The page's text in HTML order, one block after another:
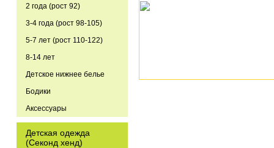
2 года (рост 92)
3-4 года (рост 98-105)
5-7 лет (рост 110-122)
8-14 лет
Детское нижнее белье
Бодики
Аксессуары
Детская одежда
(Секонд хенд)